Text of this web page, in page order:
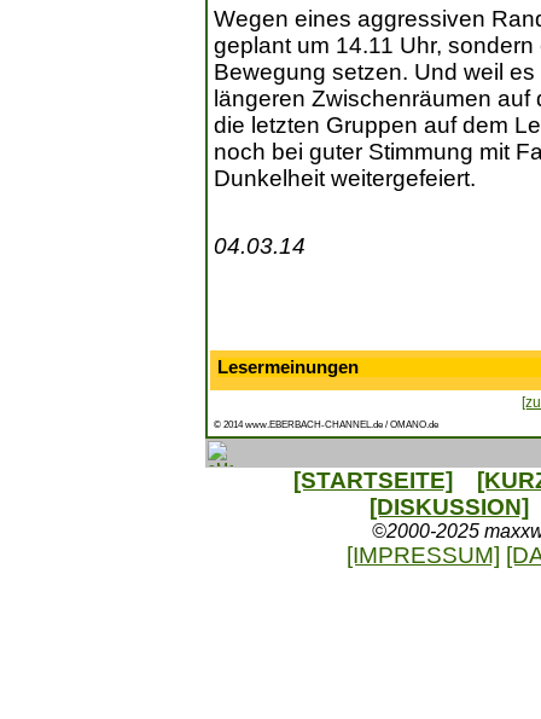
Wegen eines aggressiven
geplant um 14.11 Uhr,
Bewegung setzen. Und weil
längeren Zwischenräumen
die letzten Gruppen auf dem
noch bei guter Stimmung mit
Dunkelheit weitergefeiert.
04.03.14
Lesermeinungen
© 2014 www.EBERBACH-CHANNEL.de / OMANO.de
[STARTSEITE]
[DISKUSSION]
©2000-2025
[IMPRESSUM]